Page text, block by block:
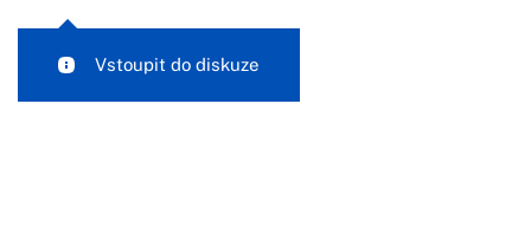
Vstoupit do diskuze